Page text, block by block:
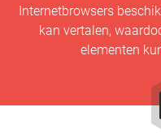
Internetbrowsers
kan vertalen,
elementen